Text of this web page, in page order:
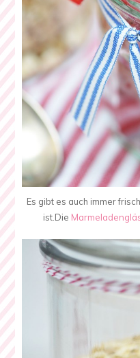
Es gibt es auch immer
ist.Die